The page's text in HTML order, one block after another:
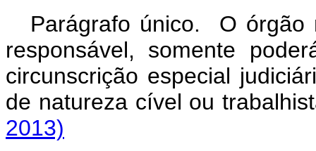
Parágrafo único. O órgão
responsável, somente
circunscrição especial
de natureza cível ou
2013)